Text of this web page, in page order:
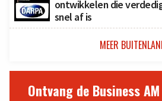
ontwikkelen die
snel af is
MEER
Ontvang de Business